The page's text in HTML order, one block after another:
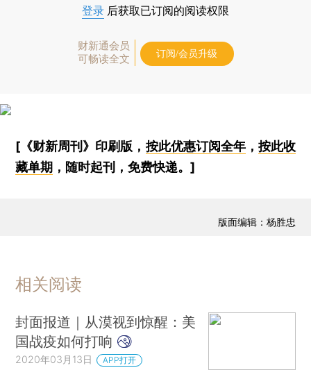
登录 后获取已订阅的阅读权限
财新通会员
可畅读全文
订阅/会员升级
[《财新周刊》印刷版， 按此优惠订阅全年， 按此收
藏单期 ，随时起刊，免费快递。]
版面编辑：杨胜忠
相关阅读
封面报道｜从漠视到惊醒：美
国战疫如何打响
2020年03月13日 APP打开